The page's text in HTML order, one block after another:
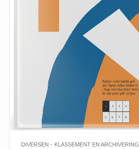
DIVERSEN KLASSEMENT EN ARCHIVERING